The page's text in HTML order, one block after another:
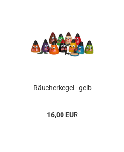
Räucherkegel - gelb
16,00 EUR